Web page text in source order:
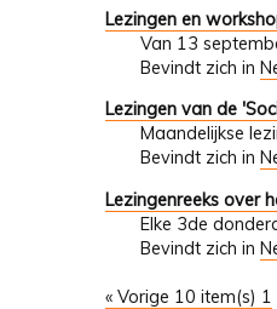
Lezingen en
Van 13
Bevindt zich in
Lezingen van de
Maandelijkse
Bevindt zich in
Lezingenreeks over
Elke 3de
Bevindt zich in
« Vorige 10 item(s) 1